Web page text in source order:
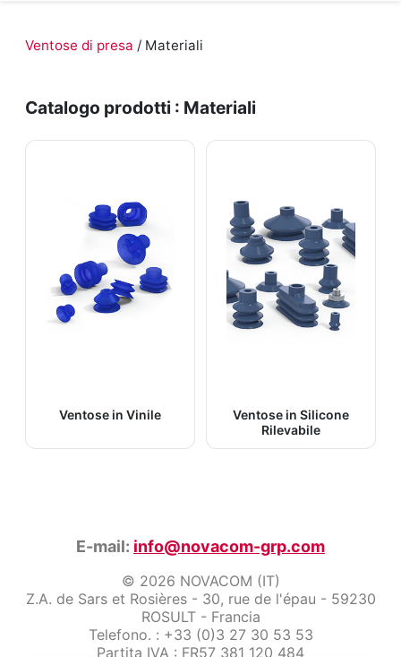
Ventose di presa / Materiali
Catalogo prodotti : Materiali
Ventose in Vinile
Ventose in Silicone
Rilevabile
E-mail: info@novacom-grp.com
© 2026 NOVACOM (IT)
Z.A. de Sars et Rosières - 30, rue de l'épau - 59230
ROSULT - Francia
Telefono. : +33 (0)3 27 30 53 53
Partita IVA : FR57 381 120 484